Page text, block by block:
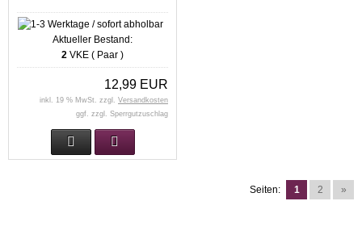
Aktueller Bestand:
2 VKE ( Paar )
12,99 EUR
inkl. 19 % MwSt. zzgl. Versandkosten
ggf. zzgl. Sperrgutzuschlag
Seiten: 1 2 »